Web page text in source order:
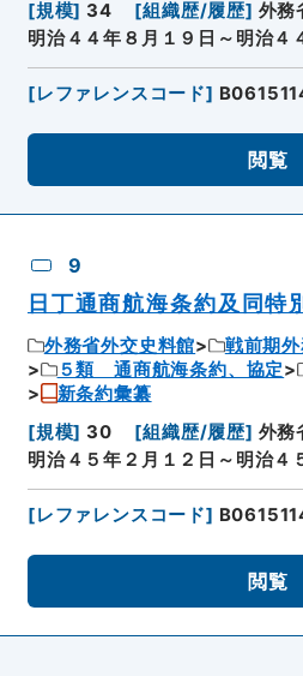
[規模] 34 [組織歴/履歴] 外務
明治４４年８月１９日～明治４
[レファレンスコード]
閲覧
9
日丁通商航海条約及同特
外務省外交史料館 戦前期
５類 通商航海条約、協定
新条約彙纂
[規模] 30 [組織歴/履歴] 外務
明治４５年２月１２日～明治４
[レファレンスコード]
閲覧